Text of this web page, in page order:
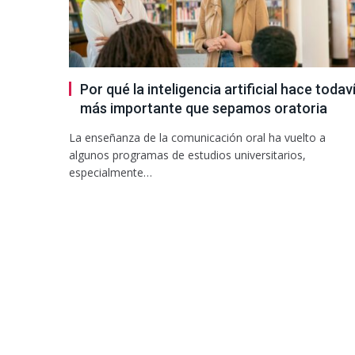
Por qué la inteligencia artificial hace
más importante que sepamos oratoria
La enseñanza de la comunicación oral ha vuelto a
algunos programas de estudios universitarios,
especialmente…